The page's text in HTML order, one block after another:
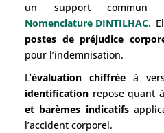
un support
Nomenclature DINTILHAC.
postes de préjudice
pour l’indemnisation.
L’évaluation chiffréeà
identification repose quant
et barèmes indicatifs
l’accident corporel.